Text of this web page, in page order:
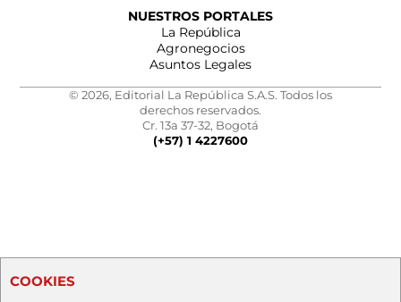
NUESTROS PORTALES
La República
Agronegocios
Asuntos Legales
© 2026, Editorial La República S.A.S. Todos los
derechos reservados.
Cr. 13a 37-32, Bogotá
(+57) 1 4227600
COOKIES